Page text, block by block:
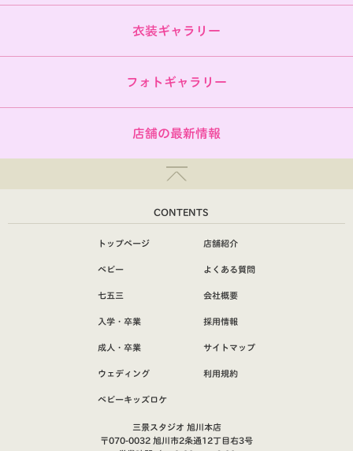
衣装ギャラリー
フォトギャラリー
店舗の最新情報
CONTENTS
トップページ
ベビー
七五三
入学・卒業
成人・卒業
ウェディング
ベビーキッズロケ
店舗紹介
よくある質問
会社概要
採用情報
サイトマップ
利用規約
三景スタジオ 旭川本店
〒070-0032 旭川市2条通12丁目右3号